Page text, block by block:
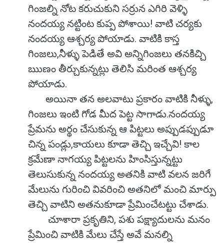
గింజల్ని నోట కరుచుకుని సర్రున ఎగిరి వెళ్ళి
నందయ్య నట్టింట కుప్ప పోశాయి! వాటి చర్యకు
నందయ్య ఆశ్చర్య పోయాడు. వాటికి కాస్త
గింజలు,నీళ్ళు పెడితే అవి అన్నిగింజలు తనకిచ్చి
ఋణం తీర్చుకున్నట్లు తెలిసి మరింత ఆశ్చర్య
పోయాడు.
అయినా తన అలవాటు ప్రకారం వాటికి నీళ్ళు,
గింజలు ఇంటి గోడ మీద పెట్ట సాగాడు.నందయ్య
ప్రేమను అర్థం చేసుకున్న ఆ పిట్టలు అప్పుడప్పుడూ
చిన్న పండ్లు,కాయలు కూడా తెచ్చి ఇచ్చేవి! కాల
క్రమేణా నాగయ్య పిట్టలను హింసిస్తున్నట్టు
తెలుసుకున్న నందయ్య అతనికి వాటి వలన జరిగే
మేలును గురించి వివరించి అతనిలో మంచి మార్పు
తెచ్చి వాటిని అతనుకూడా ప్రేమించేటట్టు చేశాడు.
చూశారా ప్రకృతిని, పశు పక్ష్యాదులను మనం
ప్రేమించి వాటికి మేలు చేస్తే అవే మనల్ని